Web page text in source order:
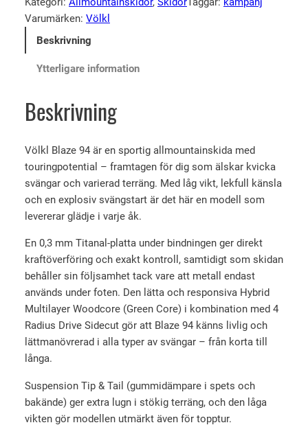
u
g
l
g
p
r
i
s
e
t
v
a
r
1
0
a
e
s
e
t
ä
r
:
6
9
9
0
k
e
4
+
A
t
t
c
k
1
4
m
ä
n
g
Varumärken: Völkl
Beskrivning
Ytterligare information
Beskrivning
Völkl Blaze 94 är en sportig allmountainskida med
touringpotential – framtagen för dig som älskar kvicka
svängar och varierad terräng. Med låg vikt, lekfull känsla
och en explosiv svängstart är det här en modell som
levererar glädje i varje åk.
En 0,3 mm Titanal-platta under bindningen ger direkt
kraftöverföring och exakt kontroll, samtidigt som skidan
behåller sin följsamhet tack vare att metall endast
används under foten. Den lätta och responsiva Hybrid
Multilayer Woodcore (Green Core) i kombination med 4
Radius Drive Sidecut gör att Blaze 94 känns livlig och
lättmanövrerad i alla typer av svängar – från korta till
långa.
Suspension Tip & Tail (gummidämpare i spets och
bakände) ger extra lugn i stökig terräng, och den låga
vikten gör modellen utmärkt även för topptur.